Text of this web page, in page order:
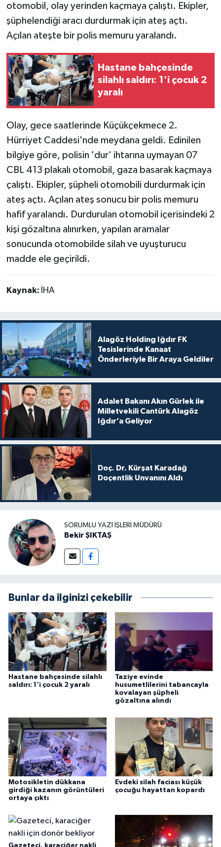
otomobil, olay yerinden kaçmaya çalıştı. Ekipler,
şüphelendiği aracı durdurmak için ateş açtı.
Açılan ateşte bir polis memuru yaralandı.
Hastane bahçesinde
silahlı saldırı: 1'i çocuk 2
yaralı
Olay, gece saatlerinde Küçükçekmece 2.
Hürriyet Caddesi'nde meydana geldi. Edinilen
bilgiye göre, polisin 'dur' ihtarına uymayan 07
CBL 413 plakalı otomobil, gaza basarak kaçmaya
çalıştı. Ekipler, şüpheli otomobili durdurmak için
ateş açtı. Açılan ateş sonucu bir polis memuru
hafif yaralandı. Durdurulan otomobil içerisindeki 2
kişi gözaltına alınırken, yapılan aramalar
sonucunda otomobilde silah ve uyuşturucu
madde ele geçirildi.
Kaynak: İHA
Alagöz Holding Iğdır FK
Tesislerinde Kanaat
Önderleriyle Bir Araya Geldiler
Adalet Bakanı Akın Gürlek ile
Milletvekili Cantürk Alagöz
Iğdır’a Geliyor
Doç. Dr. Kürşat Karadağ
Doçentlik Unvanını Aldı
SORUMLU YAZI İŞLERI MÜDÜRÜ
Bekir ŞIKTAŞ
Bunlar da ilginizi çekebilir
Hastane bahçesinde silahlı
saldırı: 1'i çocuk 2 yaralı
Taziye evinde
husumetlilerini tabancayla
kovalayan şüpheli
gözaltına alındı
Motosikletin dükkana
girdiği kazanın görüntüleri
ortaya çıktı
Evdeki silah faciası küçük
çocuğu hayattan kopardı
Gazeteci, karaciğer nakli